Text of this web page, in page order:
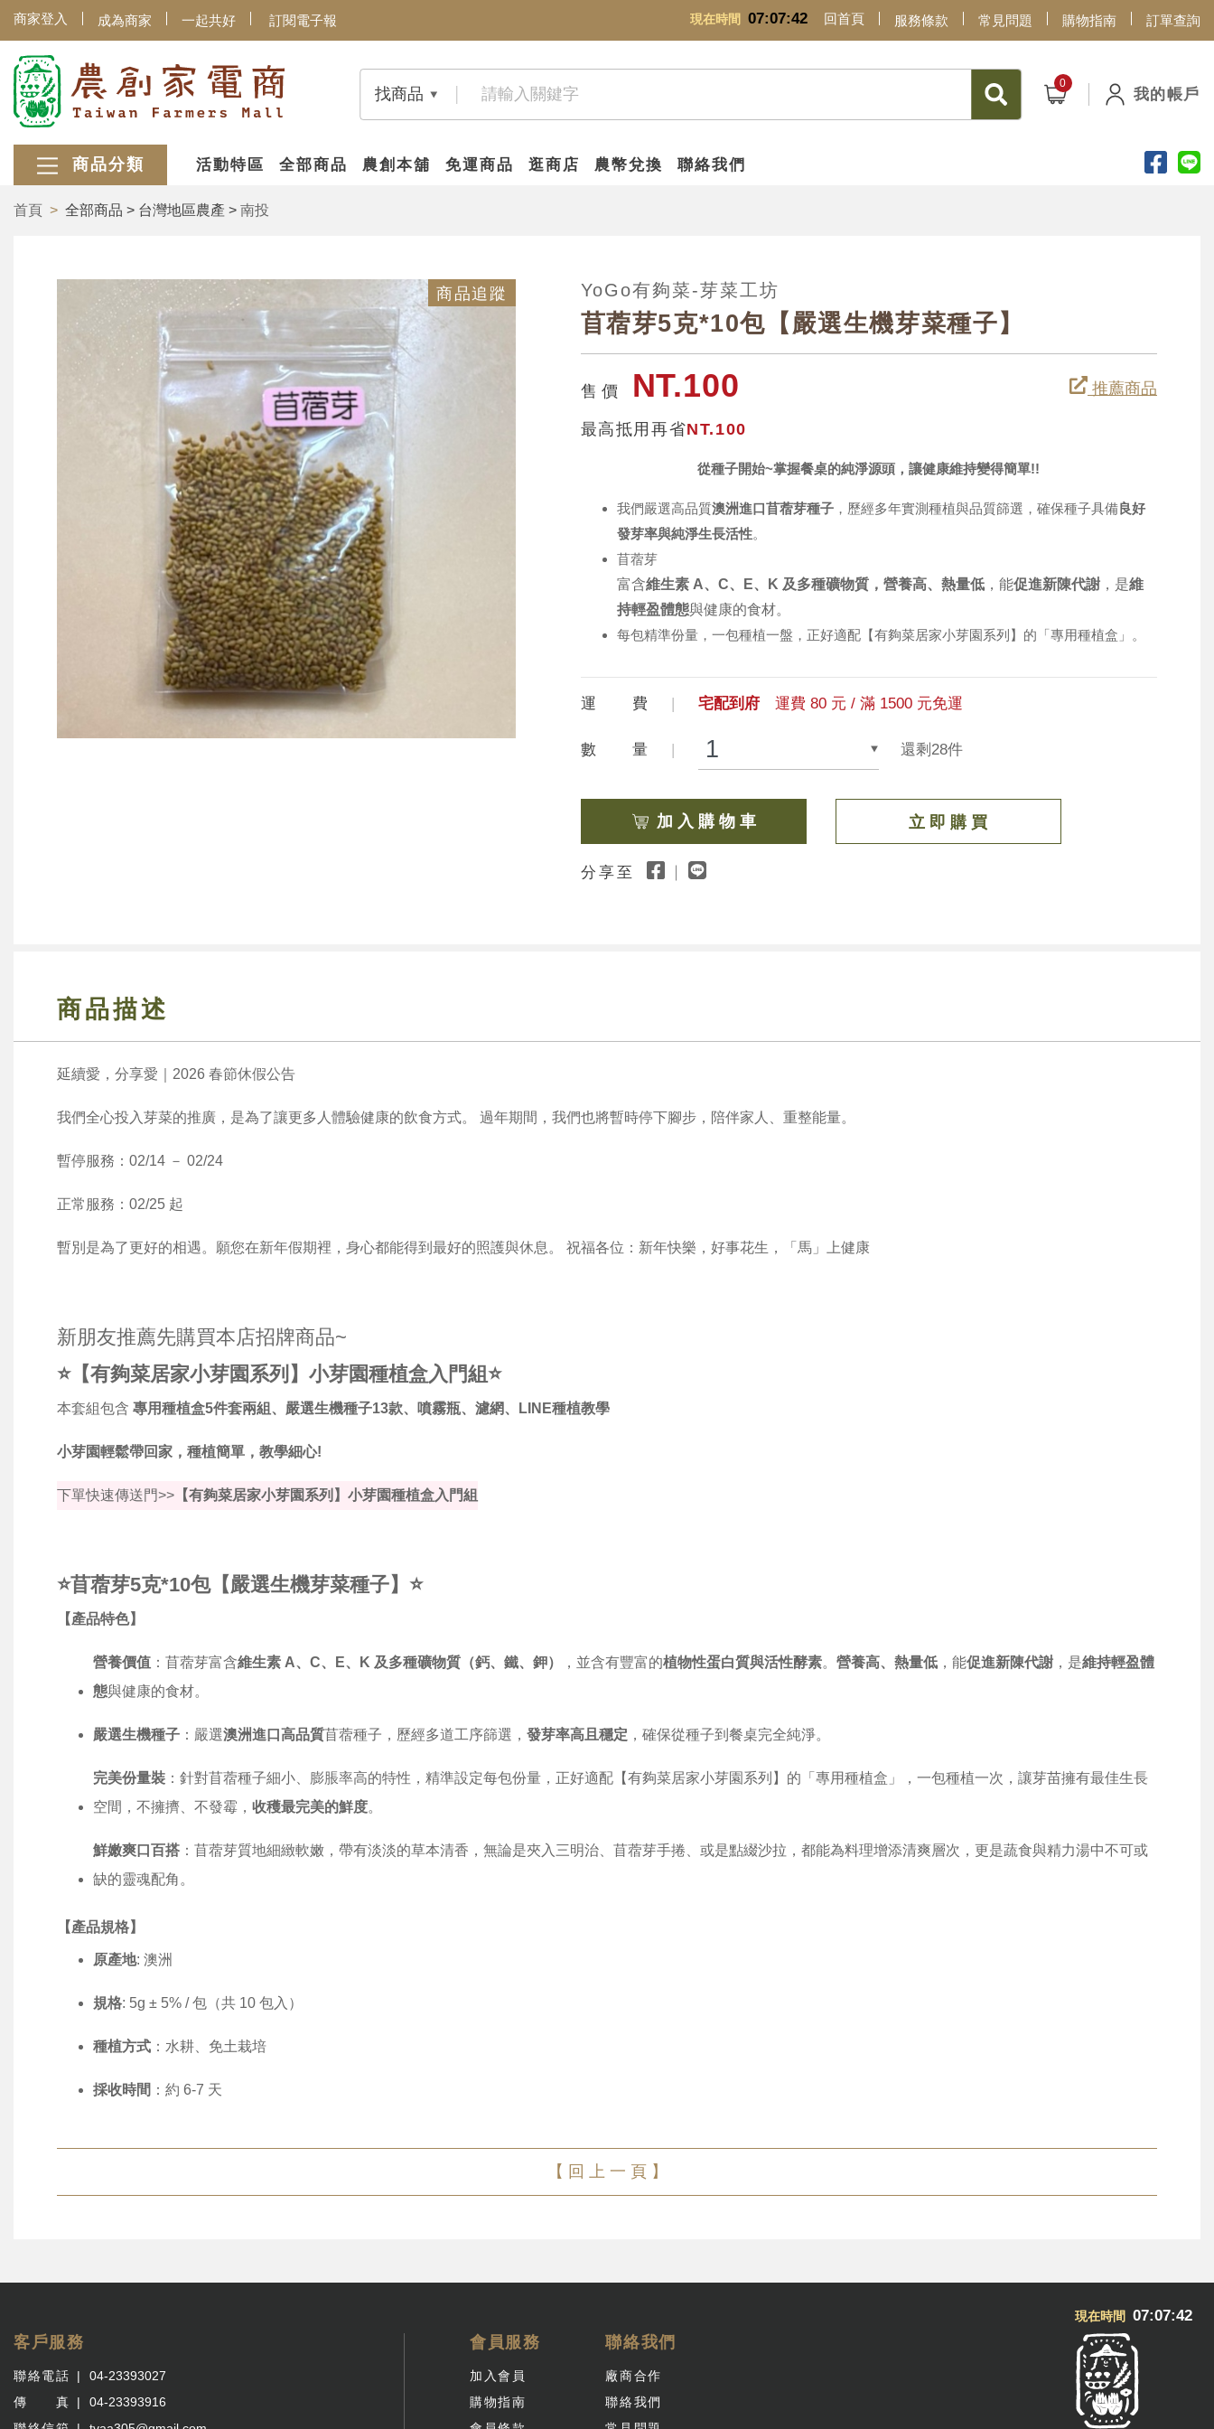
現在時間 07:07:43
商家登入 成為商家 一起共好 訂閱電子報 回首頁 服務條款 常見問題 購物指南 訂單查詢
找商品 我的帳戶
商品分類 活動特區 全部商品 農創本舖 免運商品 逛商店 農幣兌換 聯絡我們
首頁 全部商品 > 台灣地區農產 > 南投
商品追蹤 YoGo有夠菜-芽菜工坊
苜蓿芽5克*10包【嚴選生機芽菜種子】
推薦商品
售 價 NT.100
最高抵用再省NT.100
從種子開始~掌握餐桌的純淨源頭，讓健康維持變得簡單!!
我們嚴選高品質澳洲進口苜蓿芽種子，歷經多年實測種植與品質篩選，確保種子具備良好
發芽率與純淨生長活性。
苜蓿芽
富含維生素 A、C、E、K 及多種礦物質， 營養高、熱量低，能促進新陳代謝，是維
持輕盈體態與健康的食材。
每包精準份量，一包種植一盤，正好適配【有夠菜居家小芽園系列】的「專用種植盒」。
運 費 宅配到府 運費 80 元 / 滿 1500 元免運
數 量 還剩28件
加 入 購 物 車 立 即 購 買
分享至
商品描述
延續愛，分享愛｜2026 春節休假公告
我們全心投入芽菜的推廣，是為了讓更多人體驗健康的飲食方式。 過年期間，我們也將暫時停下腳步，陪伴家人、重整能量。
暫停服務：02/14 － 02/24
正常服務：02/25 起
暫別是為了更好的相遇。願您在新年假期裡，身心都能得到最好的照護與休息。 祝福各位：新年快樂，好事花生，「馬」上健康
新朋友推薦先購買本店招牌商品~
⭐【有夠菜居家小芽園系列】小芽園種植盒入門組⭐
本套組包含 專用種植盒5件套兩組、嚴選生機種子13款、噴霧瓶、濾網、LINE種植教學
小芽園輕鬆帶回家，種植簡單，教學細心!
下單快速傳送門>> 【有夠菜居家小芽園系列】小芽園種植盒入門組
⭐苜蓿芽5克*10包【嚴選生機芽菜種子】⭐
【產品特色】
營養價值 ：苜蓿芽富含維生素 A、C、E、K 及多種礦物質（鈣、鐵、鉀） ，並含有豐富的植物性蛋白質與活性酵素。 營養高、熱量低 ，能促進新陳代謝 ，是維持輕盈體
態與健康的食材。
嚴選生機種子 ：嚴選澳洲進口高品質苜蓿種子，歷經多道工序篩選， 發芽率高且穩定 ，確保從種子到餐桌完全純淨。
完美份量裝 ：針對苜蓿種子細小、膨脹率高的特性，精準設定每包份量，正好適配【有夠菜居家小芽園系列】的「專用種植盒」，一包種植一次，讓芽苗擁有最佳生長
空間，不擁擠、不發霉， 收穫最完美的鮮度。
鮮嫩爽口百搭 ：苜蓿芽質地細緻軟嫩，帶有淡淡的草本清香，無論是夾入三明治、苜蓿芽手捲、或是點綴沙拉，都能為料理增添清爽層次，更是蔬食與精力湯中不可或
缺的靈魂配角。
【產品規格】
原產地: 澳洲
規格: 5g ± 5% / 包（共 10 包入）
種植方式 ：水耕、免土栽培
採收時間 ：約 6-7 天
【 回 上 一 頁 】
現在時間 07:07:43
客戶服務
聯絡電話
04-23393027
傳 真
04-23393916
會員服務
加入會員
購物指南
聯絡我們
廠商合作
聯絡我們